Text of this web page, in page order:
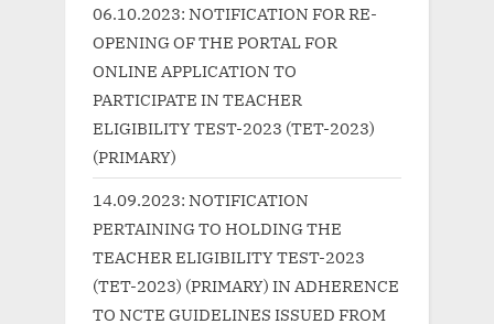
06.10.2023: NOTIFICATION FOR RE-
OPENING OF THE PORTAL FOR
ONLINE APPLICATION TO
PARTICIPATE IN TEACHER
ELIGIBILITY TEST-2023 (TET-2023)
(PRIMARY)
14.09.2023: NOTIFICATION
PERTAINING TO HOLDING THE
TEACHER ELIGIBILITY TEST-2023
(TET-2023) (PRIMARY) IN ADHERENCE
TO NCTE GUIDELINES ISSUED FROM